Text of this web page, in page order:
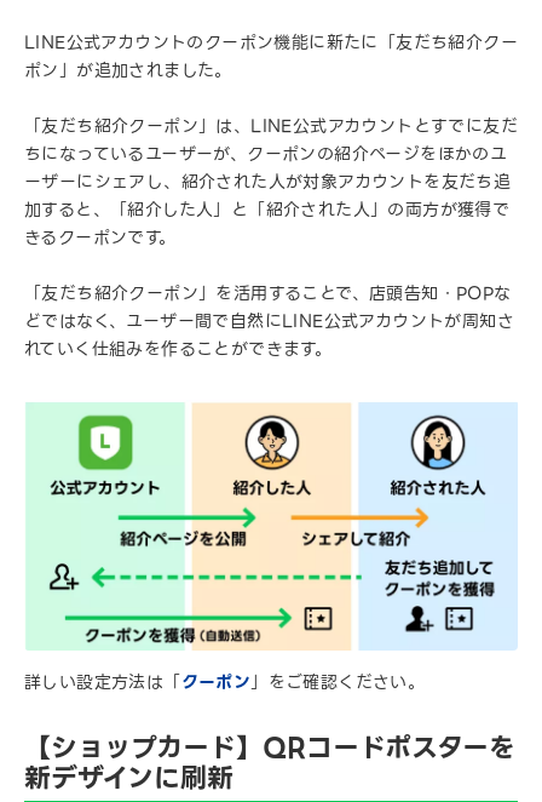
LINE公式アカウントのクーポン機能に新たに「友だち紹介クー
ポン」が追加されました。
「友だち紹介クーポン」は、LINE公式アカウントとすでに友だ
ちになっているユーザーが、クーポンの紹介ページをほかのユ
ーザーにシェアし、紹介された人が対象アカウントを友だち追
加すると、「紹介した人」と「紹介された人」の両方が獲得で
きるクーポンです。
「友だち紹介クーポン」を活用することで、店頭告知・POPな
どではなく、ユーザー間で自然にLINE公式アカウントが周知さ
れていく仕組みを作ることができます。
詳しい設定方法は「クーポン」をご確認ください。
【ショップカード】QRコードポスターを
新デザインに刷新